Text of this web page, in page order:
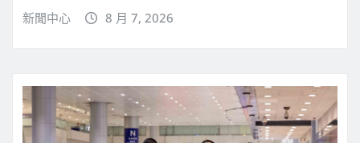
新聞中心 8 月 7, 2026